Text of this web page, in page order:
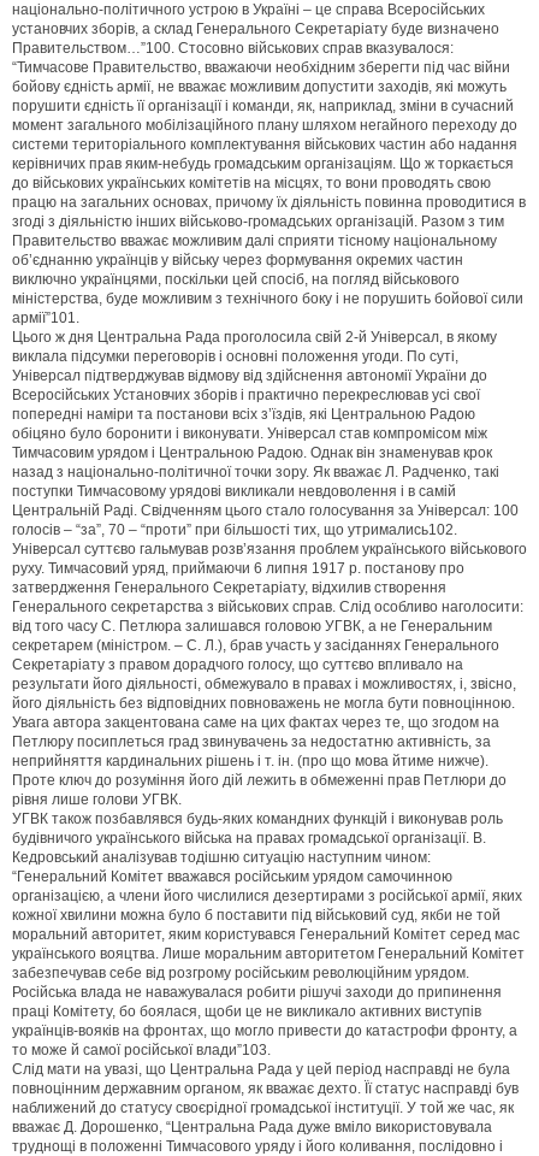
національно-політичного устрою в Україні – це справа Всеросійських
установчих зборів, а склад Генерального Секретаріату буде визначено
Правительством…”100. Стосовно військових справ вказувалося:
“Тимчасове Правительство, вважаючи необхідним зберегти під час війни
бойову єдність армії, не вважає можливим допустити заходів, які можуть
порушити єдність її організації і команди, як, наприклад, зміни в сучасний
момент загального мобілізаційного плану шляхом негайного переходу до
системи територіального комплектування військових частин або надання
керівничих прав яким-небудь громадським організаціям. Що ж торкається
до військових українських комітетів на місцях, то вони проводять свою
працю на загальних основах, причому їх діяльність повинна проводитися в
згоді з діяльністю інших військово-громадських організацій. Разом з тим
Правительство вважає можливим далі сприяти тісному національному
об’єднанню українців у війську через формування окремих частин
виключно українцями, поскільки цей спосіб, на погляд військового
міністерства, буде можливим з технічного боку і не порушить бойової сили
армії”101.
Цього ж дня Центральна Рада проголосила свій 2-й Універсал, в якому
виклала підсумки переговорів і основні положення угоди. По суті,
Універсал підтверджував відмову від здійснення автономії України до
Всеросійських Установчих зборів і практично перекреслював усі свої
попередні наміри та постанови всіх з’їздів, які Центральною Радою
обіцяно було боронити і виконувати. Універсал став компромісом між
Тимчасовим урядом і Центральною Радою. Однак він знаменував крок
назад з національно-політичної точки зору. Як вважає Л. Радченко, такі
поступки Тимчасовому урядові викликали невдоволення і в самій
Центральній Раді. Свідченням цього стало голосування за Універсал: 100
голосів – “за”, 70 – “проти” при більшості тих, що утримались102.
Універсал суттєво гальмував розв’язання проблем українського військового
руху. Тимчасовий уряд, приймаючи 6 липня 1917 р. постанову про
затвердження Генерального Секретаріату, відхилив створення
Генерального секретарства з військових справ. Слід особливо наголосити:
від того часу С. Петлюра залишався головою УГВК, а не Генеральним
секретарем (міністром. – С. Л.), брав участь у засіданнях Генерального
Секретаріату з правом дорадчого голосу, що суттєво впливало на
результати його діяльності, обмежувало в правах і можливостях, і, звісно,
його діяльність без відповідних повноважень не могла бути повноцінною.
Увага автора закцентована саме на цих фактах через те, що згодом на
Петлюру посиплеться град звинувачень за недостатню активність, за
неприйняття кардинальних рішень і т. ін. (про що мова йтиме нижче).
Проте ключ до розуміння його дій лежить в обмеженні прав Петлюри до
рівня лише голови УГВК.
УГВК також позбавлявся будь-яких командних функцій і виконував роль
будівничого українського війська на правах громадської організації. В.
Кедровський аналізував тодішню ситуацію наступним чином:
“Генеральний Комітет вважався російським урядом самочинною
організацією, а члени його числилися дезертирами з російської армії, яких
кожної хвилини можна було б поставити під військовий суд, якби не той
моральний авторитет, яким користувався Генеральний Комітет серед мас
українського вояцтва. Лише моральним авторитетом Генеральний Комітет
забезпечував себе від розгрому російським революційним урядом.
Російська влада не наважувалася робити рішучі заходи до припинення
праці Комітету, бо боялася, щоби це не викликало активних виступів
українців-вояків на фронтах, що могло привести до катастрофи фронту, а
то може й самої російської влади”103.
Слід мати на увазі, що Центральна Рада у цей період насправді не була
повноцінним державним органом, як вважає дехто. Її статус насправді був
наближений до статусу своєрідної громадської інституції. У той же час, як
вважає Д. Дорошенко, “Центральна Рада дуже вміло використовувала
труднощі в положенні Тимчасового уряду і його коливання, послідовно і